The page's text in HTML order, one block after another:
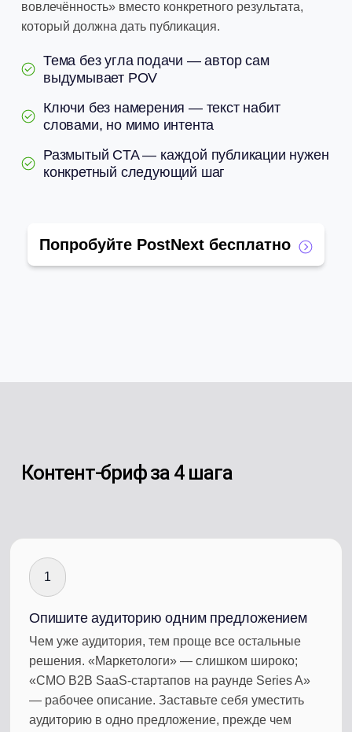
вовлечённость» вместо конкретного результата,
который должна дать публикация.
Тема без угла подачи — автор сам
выдумывает POV
Ключи без намерения — текст набит
словами, но мимо интента
Размытый CTA — каждой публикации нужен
конкретный следующий шаг
Попробуйте PostNext бесплатно
Контент-бриф за 4 шага
1
Опишите аудиторию одним предложением
Чем уже аудитория, тем проще все остальные
решения. «Маркетологи» — слишком широко;
«CMO B2B SaaS-стартапов на раунде Series A»
— рабочее описание. Заставьте себя уместить
аудиторию в одно предложение, прежде чем